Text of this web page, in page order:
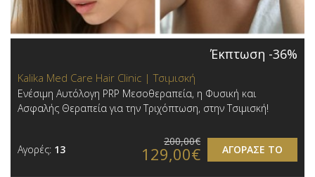
Έκπτωση -36%
Kalika Med Care Hair Clinic | Τσιμισκή
Ενέσιμη Αυτόλογη PRP Μεσοθεραπεία, η Φυσική και
Ασφαλής Θεραπεία για την Τριχόπτωση, στην Τσιμισκή!
Αγορές: 13 ΑΓΟΡΑΣΕ ΤΟ
200,00€
129,00€